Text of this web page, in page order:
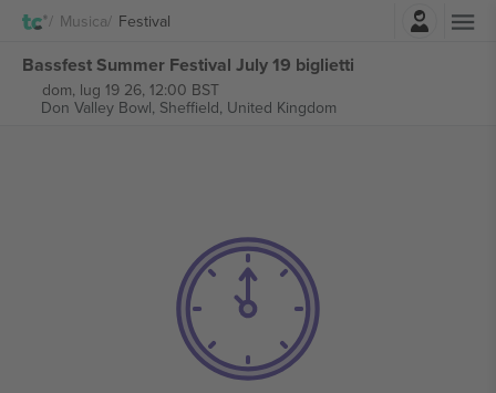
Musica Festival
Bassfest Summer Festival July 19 biglietti
dom, lug 19 26, 12:00 BST
Don Valley Bowl, Sheffield, United Kingdom